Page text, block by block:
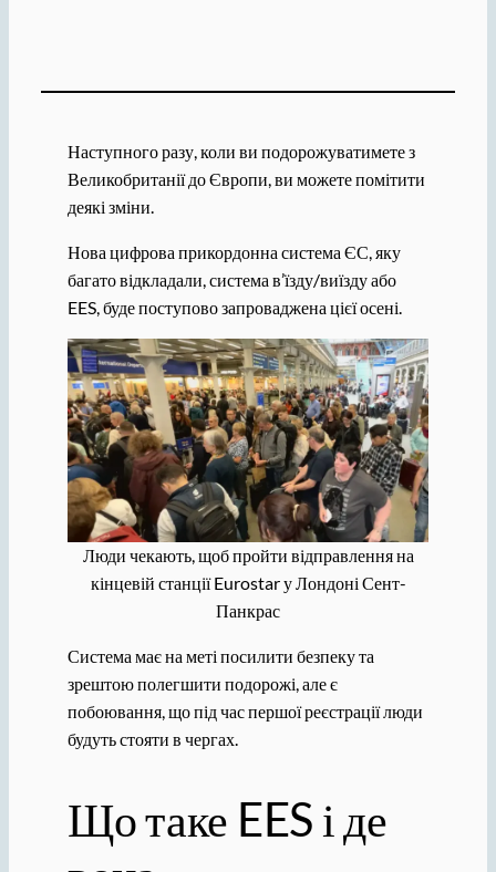
Наступного разу, коли ви подорожуватимете з
Великобританії до Європи, ви можете помітити
деякі зміни.
Нова цифрова прикордонна система ЄС, яку
багато відкладали, система в’їзду/виїзду або
EES, буде поступово запроваджена цієї осені.
Люди чекають, щоб пройти відправлення на
кінцевій станції Eurostar у Лондоні Сент-
Панкрас
Система має на меті посилити безпеку та
зрештою полегшити подорожі, але є
побоювання, що під час першої реєстрації люди
будуть стояти в чергах.
Що таке EES і де